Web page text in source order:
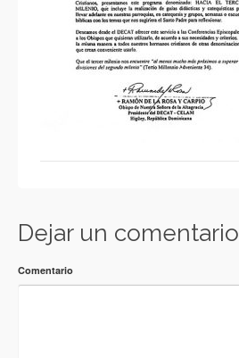
Dejar un comentario
Comentario